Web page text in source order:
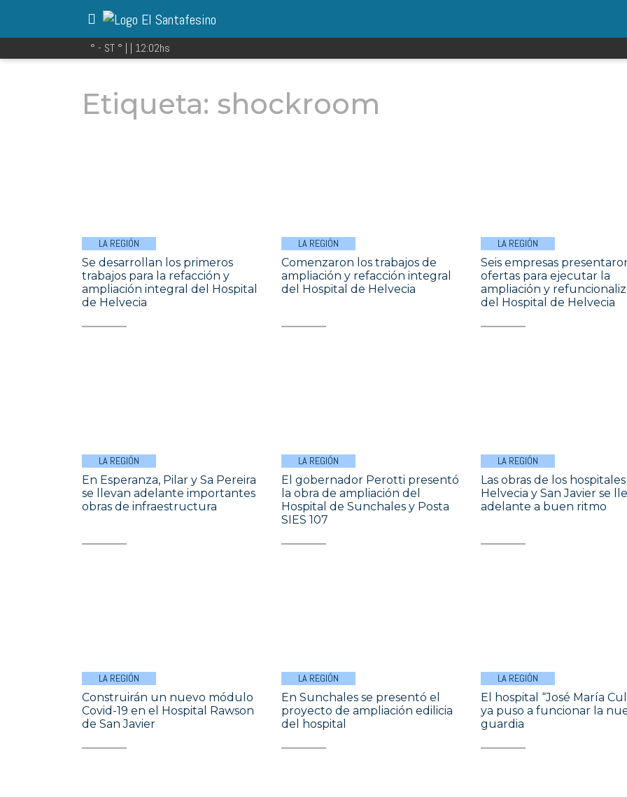
° - ST ° | | 12:02hs
Etiqueta: shockroom
LA REGIÓN
Se desarrollan los primeros
trabajos para la refacción y
ampliación integral del Hospital
de Helvecia
LA REGIÓN
Comenzaron los trabajos de
ampliación y refacción integral
del Hospital de Helvecia
LA REGIÓN
Seis empresas
ofertas para ejecutar la
ampliación y
del Hospital de Helvecia
LA REGIÓN
En Esperanza, Pilar y Sa Pereira
se llevan adelante importantes
obras de infraestructura
LA REGIÓN
El gobernador Perotti presentó
la obra de ampliación del
Hospital de Sunchales y Posta
SIES 107
LA REGIÓN
Las obras de los
Helvecia y San Javier se
adelante a buen ritmo
LA REGIÓN
Construirán un nuevo módulo
Covid-19 en el Hospital Rawson
de San Javier
LA REGIÓN
En Sunchales se presentó el
proyecto de ampliación edilicia
del hospital
LA REGIÓN
El hospital “José María
ya puso a funcionar la
guardia